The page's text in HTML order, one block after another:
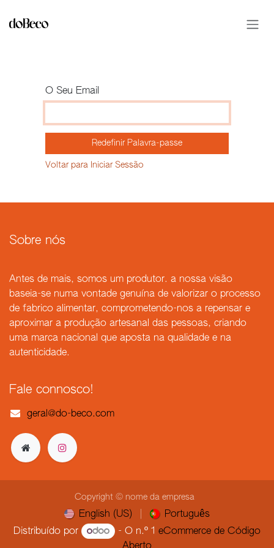
O Seu Email
Redefinir Palavra-passe
Voltar para Iniciar Sessão
Sobre nós
Antes de mais, somos um produtor. a nossa visão
baseia-se numa vontade genuína de valorizar o processo
de fabrico alimentar, comprometendo-nos a repensar e
aproximar a produção artesanal das pessoas, criando
uma marca nacional que aposta na qualidade e na
autenticidade.
Fale connosco!
geral@do-beco.com
Copyright © nome da empresa
English (US)
Português
Distribuído por
- O n.º 1 eCommerce de Código